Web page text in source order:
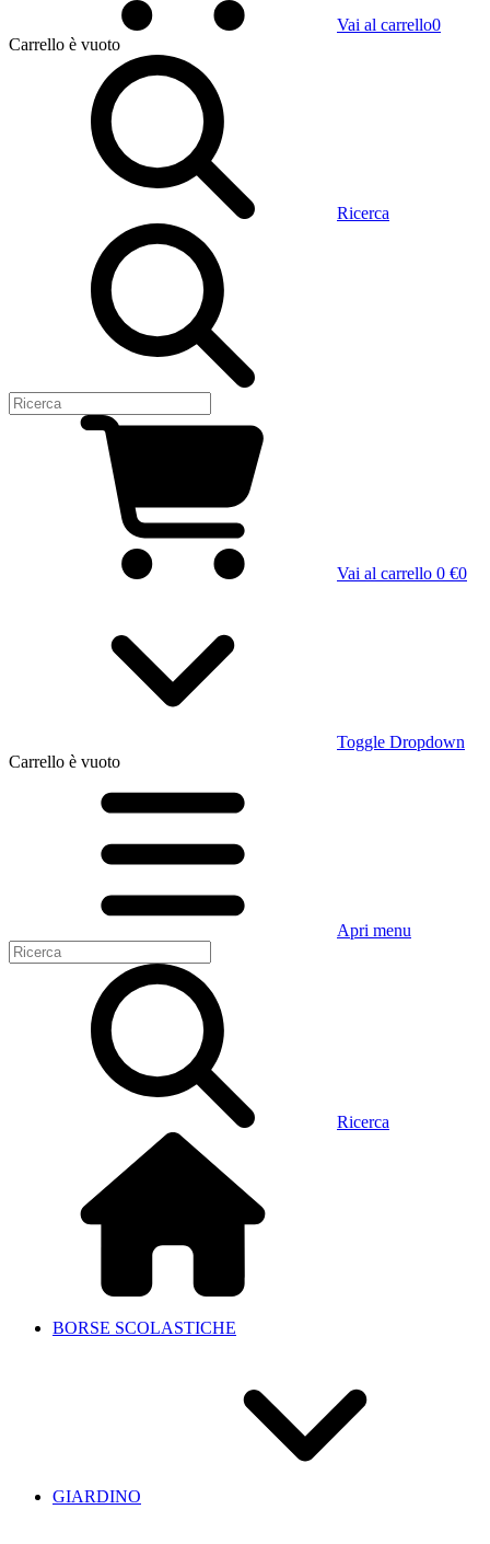
Vai al carrello0
Carrello è vuoto
Ricerca
Vai al carrello 0 €0
Toggle Dropdown
Carrello è vuoto
Apri menu
Ricerca
BORSE SCOLASTICHE
GIARDINO